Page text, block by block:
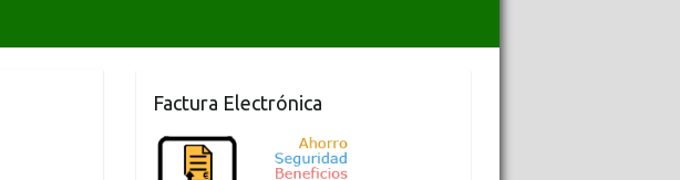
Factura Electrónica